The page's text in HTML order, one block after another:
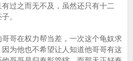
过之而无不及，虽然还只有十二
。
在权力帮当差，一次这个龟奴求
为他也不希望让人知道他哥哥有这